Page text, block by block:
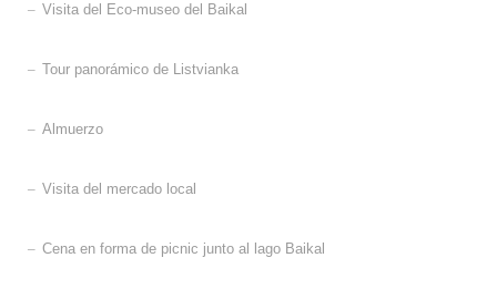
– Visita del Eco-museo del Baikal
– Tour panorámico de Listvianka
– Almuerzo
– Visita del mercado local
– Cena en forma de picnic junto al lago Baikal